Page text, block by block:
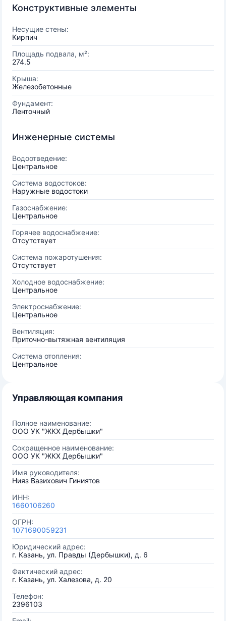
Конструктивные элементы
Несущие стены:
Кирпич
Площадь подвала, м²:
274.5
Крыша:
Железобетонные
Фундамент:
Ленточный
Инженерные системы
Водоотведение:
Центральное
Система водостоков:
Наружные водостоки
Газоснабжение:
Центральное
Горячее водоснабжение:
Отсутствует
Система пожаротушения:
Отсутствует
Холодное водоснабжение:
Центральное
Электроснабжение:
Центральное
Вентиляция:
Приточно-вытяжная вентиляция
Система отопления:
Центральное
Управляющая компания
Полное наименование:
ООО УК "ЖКХ Дербышки"
Сокращенное наименование:
ООО УК "ЖКХ Дербышки"
Имя руководителя:
Нияз Вазихович Гиниятов
ИНН:
1660106260
ОГРН:
1071690059231
Юридический адрес:
г. Казань, ул. Правды (Дербышки), д. 6
Фактический адрес:
г. Казань, ул. Халезова, д. 20
Телефон:
2396103